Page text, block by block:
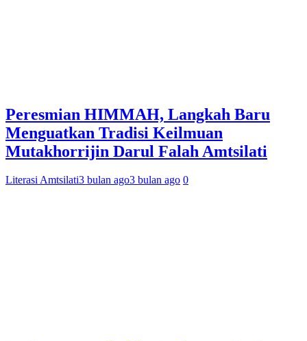
Peresmian HIMMAH, Langkah Baru
Menguatkan Tradisi Keilmuan
Mutakhorrijin Darul Falah Amtsilati
Literasi Amtsilati3 bulan ago3 bulan ago 0